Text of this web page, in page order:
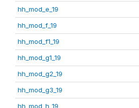
hh_mod_e_19
hh_mod_f_19
hh_mod_f1_19
hh_mod_g1_19
hh_mod_g2_19
hh_mod_g3_19
hh_mod_h_19